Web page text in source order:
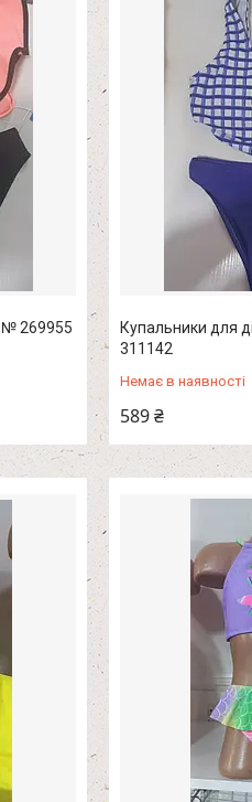
№ 269955
Купальники для
311142
Немає в наявності
589 ₴